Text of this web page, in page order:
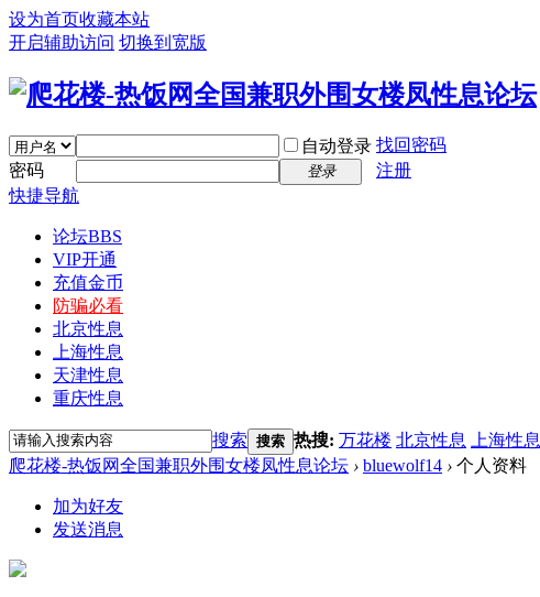
设为首页收藏本站
开启辅助访问 切换到宽版
自动登录 找回密码
密码
登录
注册
快捷导航
论坛BBS
VIP开通
充值金币
防骗必看
北京性息
上海性息
天津性息
重庆性息
搜索 搜索 热搜: 万花楼 北京性息 上海性息
爬花楼-热饭网全国兼职外围女楼凤性息论坛 › bluewolf14 › 个人资料
加为好友
发送消息